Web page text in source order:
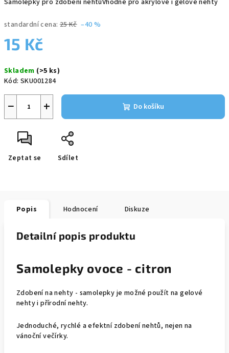
Samolepky pro zdobení nehtůVhodné pro akrylové i gelové nehty
standardní cena: 25 Kč –40 %
15 Kč
cena:
Skladem (>5 ks)
Kód: SKU001284
+
− Do košíku
Zeptat se Sdílet
Popis Hodnocení Diskuze
Detailní popis produktu
Samolepky ovoce - citron
Zdobení na nehty - samolepky je možné použít na gelové
nehty i přírodní nehty.
Jednoduché, rychlé a efektní zdobení nehtů, nejen na
vánoční večírky.